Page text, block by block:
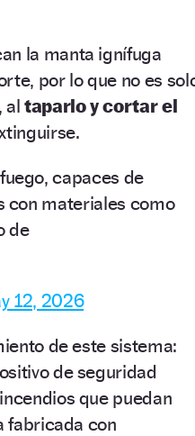
la manta ignífuga
por lo que no es
al taparlo y cortar el
capaces de
con materiales como
de
12, 2026
de este sistema:
de seguridad
que puedan
fabricada con